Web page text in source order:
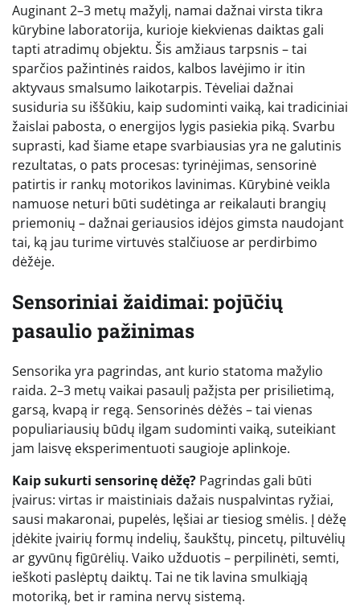
Auginant 2–3 metų mažylį, namai dažnai virsta tikra
kūrybine laboratorija, kurioje kiekvienas daiktas gali
tapti atradimų objektu. Šis amžiaus tarpsnis – tai
sparčios pažintinės raidos, kalbos lavėjimo ir itin
aktyvaus smalsumo laikotarpis. Tėveliai dažnai
susiduria su iššūkiu, kaip sudominti vaiką, kai tradiciniai
žaislai pabosta, o energijos lygis pasiekia piką. Svarbu
suprasti, kad šiame etape svarbiausias yra ne galutinis
rezultatas, o pats procesas: tyrinėjimas, sensorinė
patirtis ir rankų motorikos lavinimas. Kūrybinė veikla
namuose neturi būti sudėtinga ar reikalauti brangių
priemonių – dažnai geriausios idėjos gimsta naudojant
tai, ką jau turime virtuvės stalčiuose ar perdirbimo
dėžėje.
Sensoriniai žaidimai: pojūčių
pasaulio pažinimas
Sensorika yra pagrindas, ant kurio statoma mažylio
raida. 2–3 metų vaikai pasaulį pažįsta per prisilietimą,
garsą, kvapą ir regą. Sensorinės dėžės – tai vienas
populiariausių būdų ilgam sudominti vaiką, suteikiant
jam laisvę eksperimentuoti saugioje aplinkoje.
Kaip sukurti sensorinę dėžę? Pagrindas gali būti
įvairus: virtas ir maistiniais dažais nuspalvintas ryžiai,
sausi makaronai, pupelės, lęšiai ar tiesiog smėlis. Į dėžę
įdėkite įvairių formų indelių, šaukštų, pincetų, piltuvėlių
ar gyvūnų figūrėlių. Vaiko užduotis – perpilinėti, semti,
ieškoti paslėptų daiktų. Tai ne tik lavina smulkiąją
motoriką, bet ir ramina nervų sistemą.